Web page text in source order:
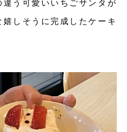
う可愛いいちごサンタが
しそうに完成したケーキ